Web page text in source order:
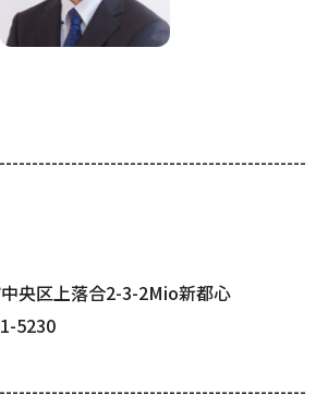
央区上落合2-3-2Mio新都心
5230